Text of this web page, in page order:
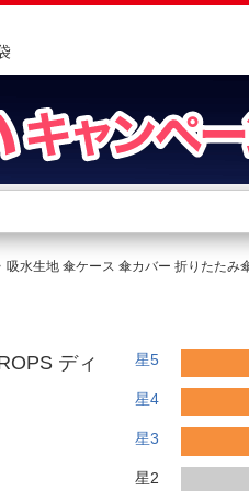
吸水生地 傘ケース 傘カバー 折りたた
ディ
星5
星4
星3
星2